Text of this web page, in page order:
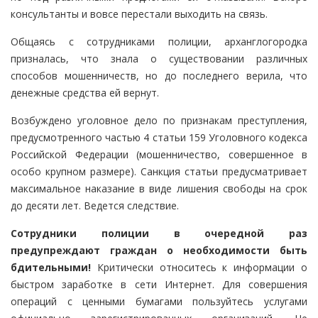
консультанты и вовсе перестали выходить на связь.
Общаясь с сотрудниками полиции, арханглогородка
призналась, что знала о существовании различных
способов мошенничеств, но до последнего верила, что
денежные средства ей вернут.
Возбуждено уголовное дело по признакам преступления,
предусмотренного частью 4 статьи 159 Уголовного кодекса
Российской Федерации (мошенничество, совершенное в
особо крупном размере). Санкция статьи предусматривает
максимальное наказание в виде лишения свободы на срок
до десяти лет. Ведется следствие.
Сотрудники полиции в очередной раз
предупреждают граждан о необходимости быть
бдительными! Критически относитесь к информации о
быстром заработке в сети Интернет. Для совершения
операций с ценными бумагами пользуйтесь услугами